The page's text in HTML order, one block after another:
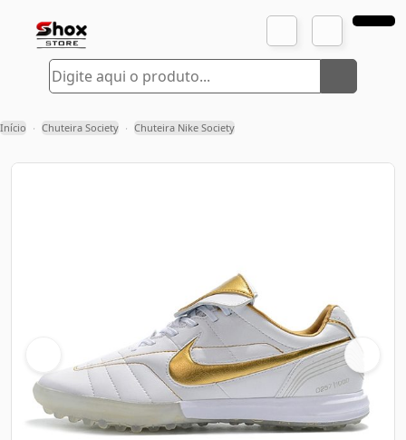
Início › Chuteira Society › Chuteira Nike Society